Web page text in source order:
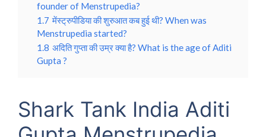
founder of Menstrupedia?
1.7 मेंस्ट्रुपीडिया की शुरुआत कब हुई थी? When was
Menstrupedia started?
1.8 अदिति गुप्ता की उम्र क्या है? What is the age of Aditi
Gupta ?
Shark Tank India Aditi